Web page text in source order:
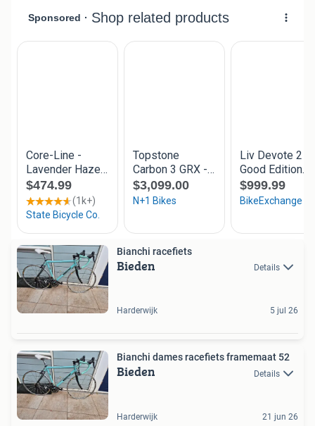
Bianchi racefiets
Bieden Details
Harderwijk 5 jul 26
Bianchi dames racefiets framemaat 52
Bieden Details
Harderwijk 21 jun 26